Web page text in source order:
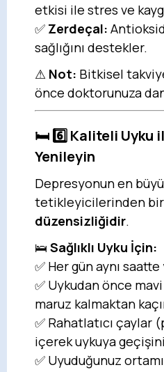
etkisi ile stres ve
✅ Zerdeçal:
sağlığını destekler.
⚠ Not: Bitkisel
önce doktorunuza
🛏️ 6️⃣ Kaliteli Uyku
Yenileyin
Depresyonun en
tetikleyicilerinden
düzensizliğidir.
🛌 Sağlıklı Uyku İçin:
✅ Her gün aynı saatte
✅ Uykudan önce
maruz kalmaktan
✅ Rahatlatıcı çaylar
içerek uykuya
✅ Uyuduğunuz